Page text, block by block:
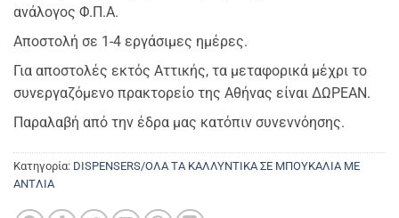
ανάλογος Φ.Π.Α.
Αποστολή σε 1-4 εργάσιμες ημέρες.
Για αποστολές εκτός Αττικής, τα μεταφορικά μέχρι το
συνεργαζόμενο πρακτορείο της Αθήνας είναι ΔΩΡΕΑΝ.
Παραλαβή από την έδρα μας κατόπιν συνεννόησης.
Κατηγορία: DISPENSERS/ΟΛΑ ΤΑ ΚΑΛΛΥΝΤΙΚΑ ΣΕ ΜΠΟΥΚΑΛΙΑ ΜΕ
ΑΝΤΛΙΑ